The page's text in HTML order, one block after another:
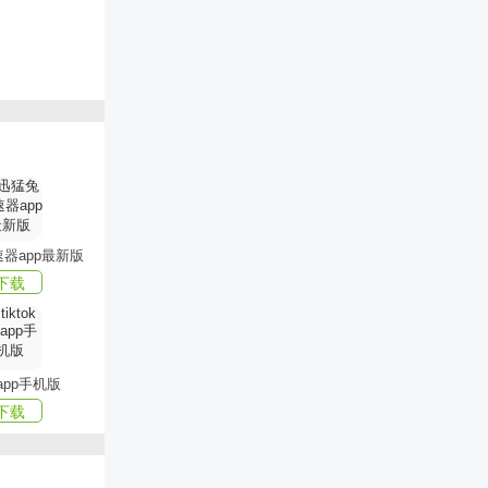
乐；
乐；
求；
听；
app最新版
载
手机版
载